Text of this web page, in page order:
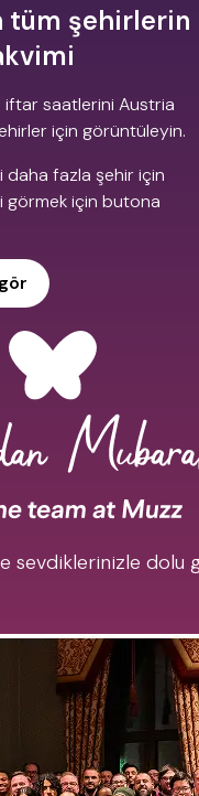
tüm şehirlerin
iftar saatlerini Austria
için görüntüleyin.
daha fazla şehir için
görmek için butona
sevdiklerinizle